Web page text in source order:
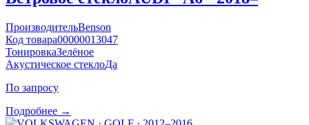
ПроизводительBenson
Код товара00000013047
ТонировкаЗелёное
Акустическое стеклоДа
По запросу
Подробнее →